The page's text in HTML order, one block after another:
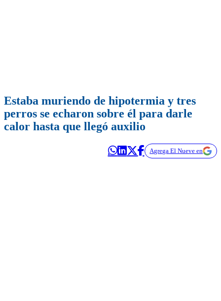
Estaba muriendo de hipotermia y tres
perros se echaron sobre él para darle
calor hasta que llegó auxilio
Agrega El Nueve en